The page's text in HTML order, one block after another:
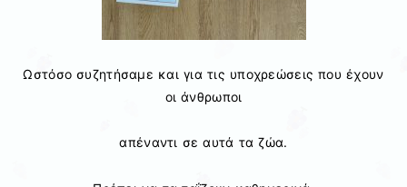
Ωστόσο συζητήσαμε και για τις υποχρεώσεις που έχουν
οι άνθρωποι
απέναντι σε αυτά τα ζώα.